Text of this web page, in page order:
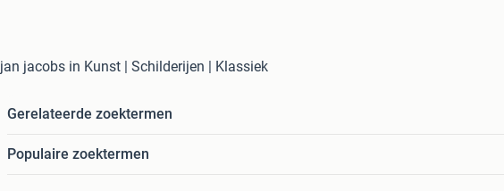
jan jacobs in Kunst | Schilderijen | Klassiek
Gerelateerde zoektermen
Populaire zoektermen